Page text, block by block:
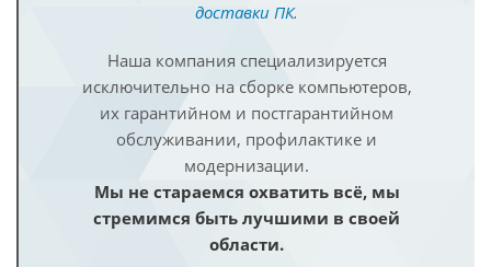
доставки ПК.
Наша компания специализируется
исключительно на сборке компьютеров,
их гарантийном и постгарантийном
обслуживании, профилактике и
модернизации.
Мы не стараемся охватить всё, мы
стремимся быть лучшими в своей
области.